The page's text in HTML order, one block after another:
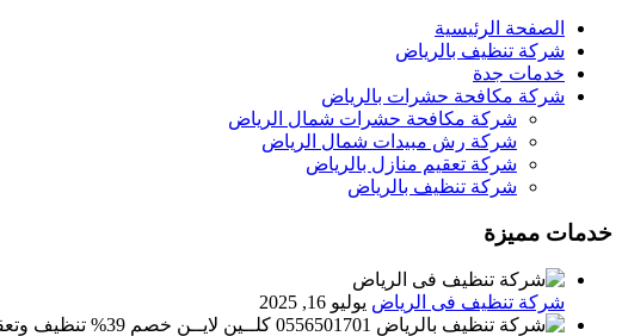
الصفحة الرئيسية
شركة تنظيف بالرياض
خدمات جدة
شركة مكافحة حشرات بالرياض
شركة مكافحة حشرات شمال الرياض
شركة رش مبيدات شمال الرياض
شركة تعقيم منازل بالرياض
شركة تنظيف بالرياض
خدمات مميزة
شركة تنظيف فى الرياض يوليو 16, 2025